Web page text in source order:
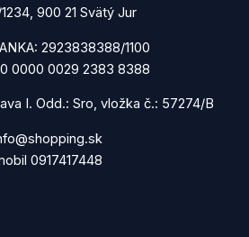
900 21 Svätý Jur
2923838388/1100
0000 0029 2383 8388
I. Odd.: Sro, vložka č.: 57274/B
0917417448